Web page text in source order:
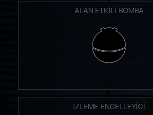
ALAN ETKILI BOMBA
İZLEME ENGELLEYİCİ